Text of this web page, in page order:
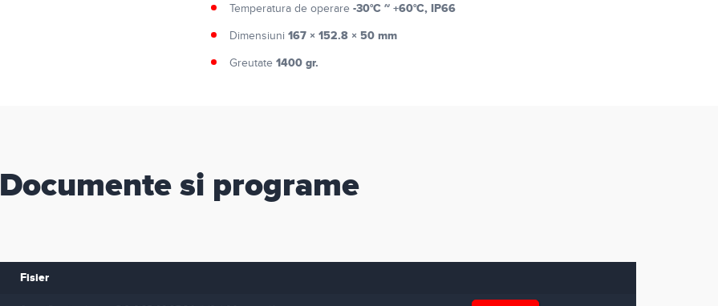
Temperatura de operare -30°C ~ +60°C, IP66
Dimensiuni 167 × 152.8 × 50 mm
Greutate 1400 gr.
Documente si programe
Fisier